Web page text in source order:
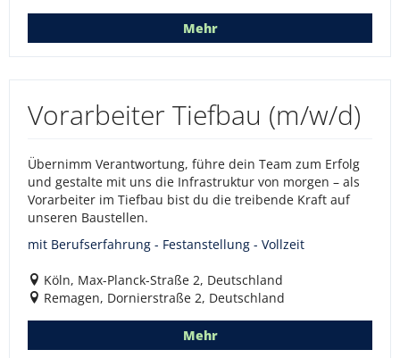
Mehr
Vorarbeiter Tiefbau (m/w/d)
Übernimm Verantwortung, führe dein Team zum Erfolg
und gestalte mit uns die Infrastruktur von morgen – als
Vorarbeiter im Tiefbau bist du die treibende Kraft auf
unseren Baustellen.
mit Berufserfahrung - Festanstellung - Vollzeit
Köln, Max-Planck-Straße 2, Deutschland
Remagen, Dornierstraße 2, Deutschland
Mehr